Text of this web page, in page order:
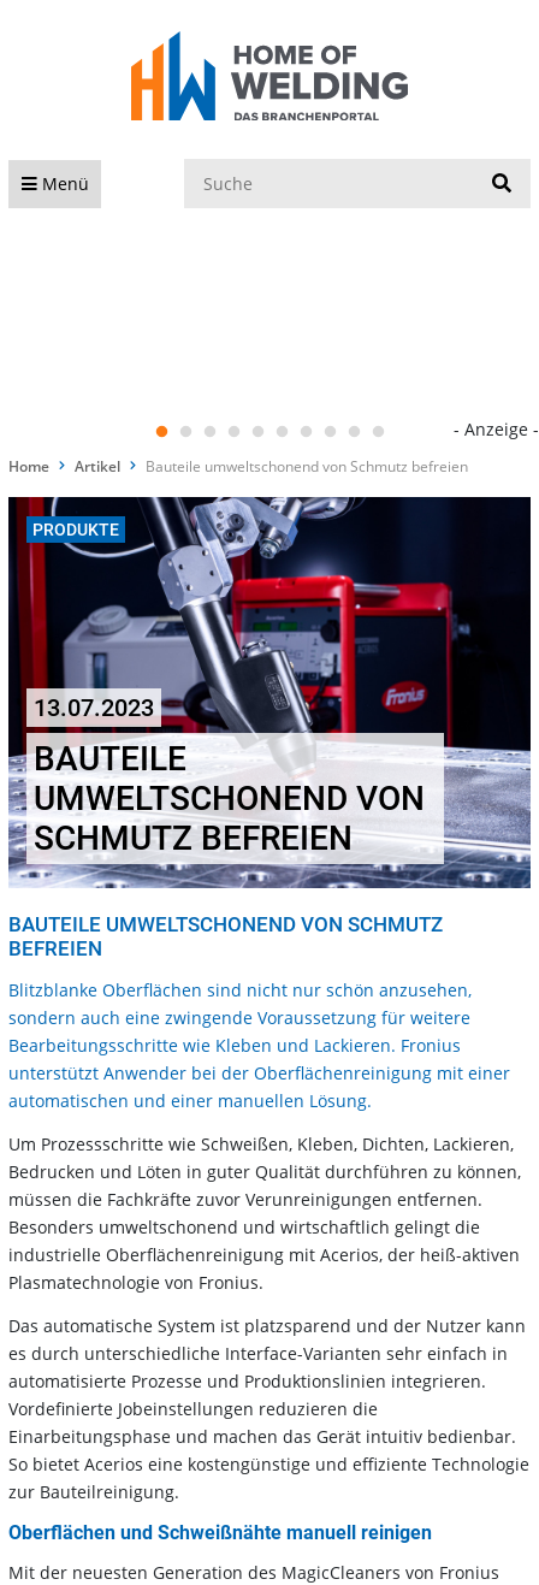
Menü
- Anzeige -
Home Artikel Bauteile umweltschonend von Schmutz befreien
PRODUKTE
13.07.2023
BAUTEILE
UMWELTSCHONEND VON
SCHMUTZ BEFREIEN
BAUTEILE UMWELTSCHONEND VON SCHMUTZ
BEFREIEN
Blitzblanke Oberflächen sind nicht nur schön anzusehen,
sondern auch eine zwingende Voraussetzung für weitere
Bearbeitungsschritte wie Kleben und Lackieren. Fronius
unterstützt Anwender bei der Oberflächenreinigung mit einer
automatischen und einer manuellen Lösung.
Um Prozessschritte wie Schweißen, Kleben, Dichten, Lackieren,
Bedrucken und Löten in guter Qualität durchführen zu können,
müssen die Fachkräfte zuvor Verunreinigungen entfernen.
Besonders umweltschonend und wirtschaftlich gelingt die
industrielle Oberflächenreinigung mit Acerios, der heiß-aktiven
Plasmatechnologie von Fronius.
Das automatische System ist platzsparend und der Nutzer kann
es durch unterschiedliche Interface-Varianten sehr einfach in
automatisierte Prozesse und Produktionslinien integrieren.
Vordefinierte Jobeinstellungen reduzieren die
Einarbeitungsphase und machen das Gerät intuitiv bedienbar.
So bietet Acerios eine kostengünstige und effiziente Technologie
zur Bauteilreinigung.
Oberflächen und Schweißnähte manuell reinigen
Mit der neuesten Generation des MagicCleaners von Fronius